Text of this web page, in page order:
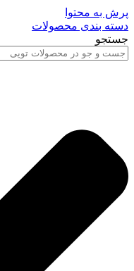
پرش به محتوا
دسته بندی محصولات
جستجو